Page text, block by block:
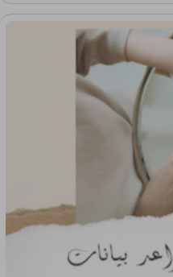
Workflows d'IA, Modèle de
365, Automatisation des